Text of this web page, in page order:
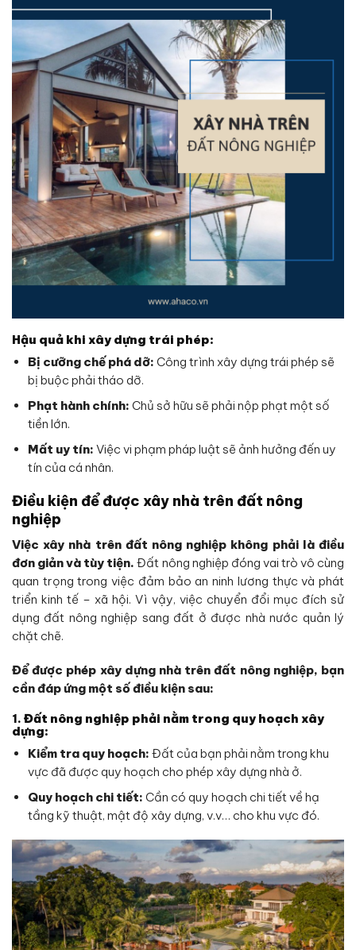
Hậu quả khi xây dựng trái phép:
Bị cưỡng chế phá dỡ: Công trình xây dựng trái phép sẽ
bị buộc phải tháo dỡ.
Phạt hành chính: Chủ sở hữu sẽ phải nộp phạt một số
tiền lớn.
Mất uy tín: Việc vi phạm pháp luật sẽ ảnh hưởng đến uy
tín của cá nhân.
Điều kiện để được xây nhà trên đất nông
nghiệp
Việc xây nhà trên đất nông nghiệp không phải là điều
đơn giản và tùy tiện. Đất nông nghiệp đóng vai trò vô cùng
quan trọng trong việc đảm bảo an ninh lương thực và phát
triển kinh tế – xã hội. Vì vậy, việc chuyển đổi mục đích sử
dụng đất nông nghiệp sang đất ở được nhà nước quản lý
chặt chẽ.
Để được phép xây dựng nhà trên đất nông nghiệp, bạn
cần đáp ứng một số điều kiện sau:
1. Đất nông nghiệp phải nằm trong quy hoạch xây
dựng:
Kiểm tra quy hoạch: Đất của bạn phải nằm trong khu
vực đã được quy hoạch cho phép xây dựng nhà ở.
Quy hoạch chi tiết: Cần có quy hoạch chi tiết về hạ
tầng kỹ thuật, mật độ xây dựng, v.v… cho khu vực đó.